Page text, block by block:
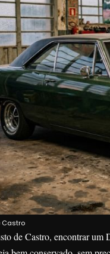
Castro
de Castro, encontrar um